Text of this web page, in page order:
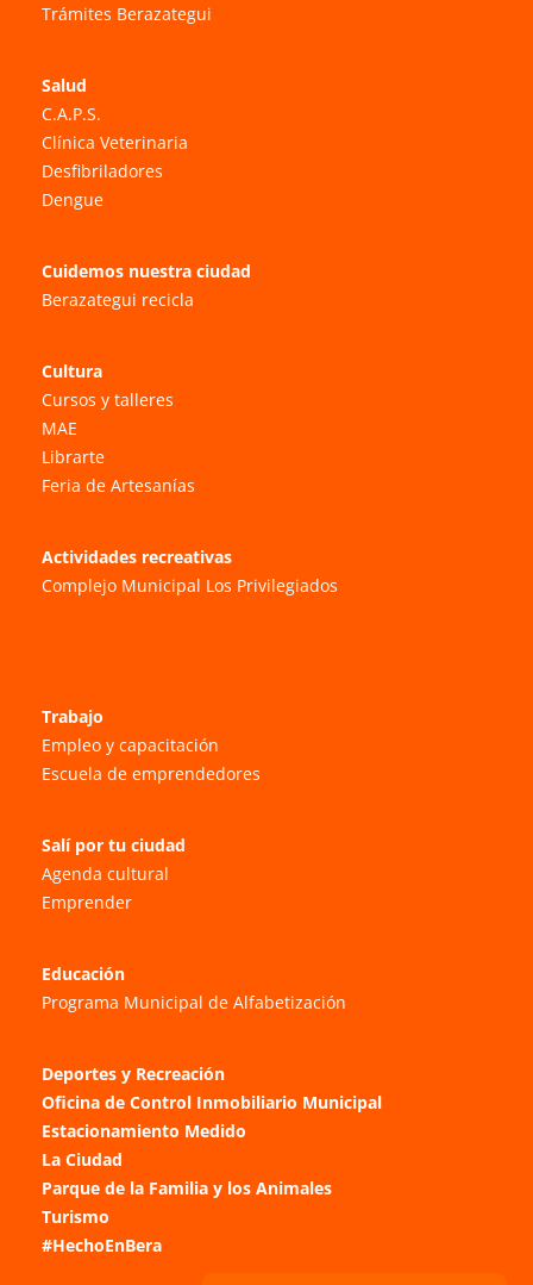
Trámites Berazategui
Salud
C.A.P.S.
Clínica Veterinaria
Desfibriladores
Dengue
Cuidemos nuestra ciudad
Berazategui recicla
Cultura
Cursos y talleres
MAE
Librarte
Feria de Artesanías
Actividades recreativas
Complejo Municipal Los Privilegiados
Trabajo
Empleo y capacitación
Escuela de emprendedores
Salí por tu ciudad
Agenda cultural
Emprender
Educación
Programa Municipal de Alfabetización
Deportes y Recreación
Oficina de Control Inmobiliario Municipal
Estacionamiento Medido
La Ciudad
Parque de la Familia y los Animales
Turismo
#HechoEnBera